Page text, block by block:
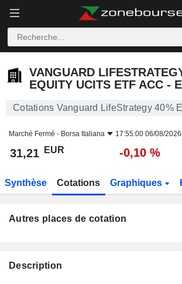
VANGUARD
EQUITY UCITS ETF ACC -
Cotations Vanguard LifeStrategy 40%
Marché Fermé - Borsa Italiana 17:55:00 06/08/2026
31,21 EUR -0,10 %
Synthèse Cotations Graphiques
Autres places de cotation
Description